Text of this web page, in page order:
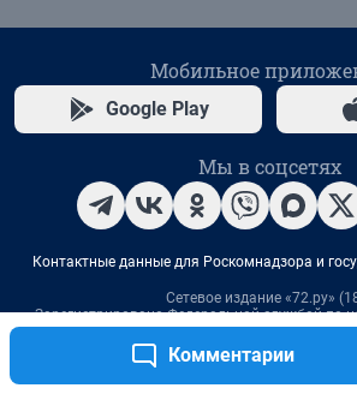
Комментарии
Мобильное
Google Play
Мы в соцсетях
Контактные данные для Роскомнадзора и
Сетевое издание «72.ру»
Зарегистрировано Федеральной службой по
информационных технологий и массовых
Запись о регистрации СМИ ЭЛ № ФС 77–
Учредитель: Общество с ограниченной
ТЕХНОЛОГИИ"